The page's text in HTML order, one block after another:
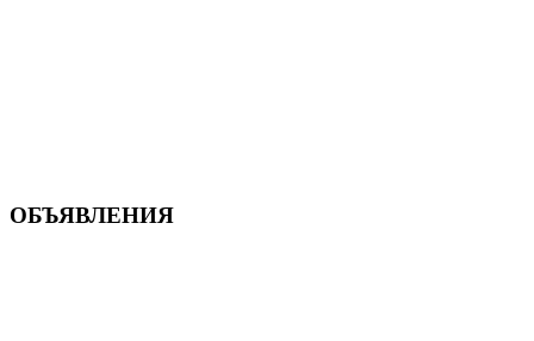
ОБЪЯВЛЕНИЯ